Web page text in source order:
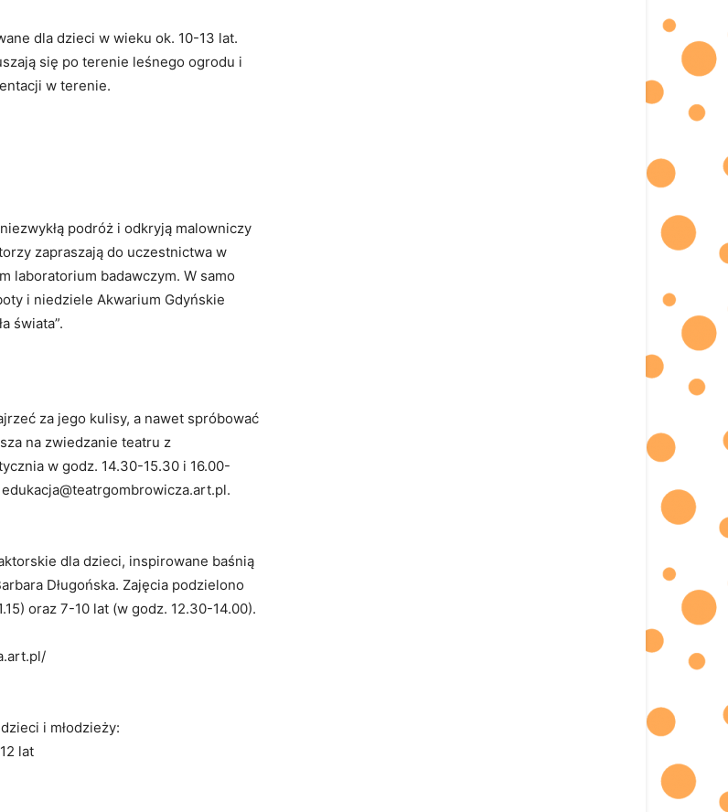
dla dzieci w wieku ok. 10-13 lat.
się po terenie leśnego ogrodu i
w terenie.
podróż i odkryją malowniczy
zapraszają do uczestnictwa w
laboratorium badawczym. W samo
i niedziele Akwarium Gdyńskie
świata”.
za jego kulisy, a nawet spróbować
na zwiedzanie teatru z
w godz. 14.30-15.30 i 16.00-
dla dzieci, inspirowane baśnią
Długońska. Zajęcia podzielono
oraz 7-10 lat (w godz. 12.30-14.00).
i młodzieży:
lat